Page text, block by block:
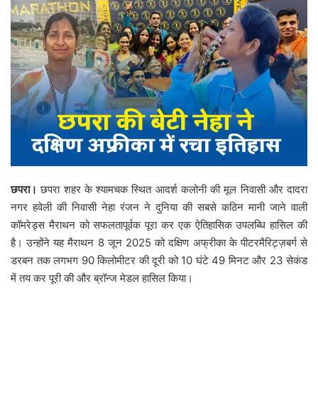
छपरा। छपरा शहर के श्यामचक स्थित आदर्श कलोनी की मूल निवासी और दादरा
नगर हवेली की निवासी नेहा रंजन ने दुनिया की सबसे कठिन मानी जाने वाली
कॉमरेड्स मैराथन को सफलतापूर्वक पूरा कर एक ऐतिहासिक उपलब्धि हासिल की
है। उन्होंने यह मैराथन 8 जून 2025 को दक्षिण अफ्रीका के पीटरमैरिट्ज़बर्ग से
डरबन तक लगभग 90 किलोमीटर की दूरी को 10 घंटे 49 मिनट और 23 सेकंड
में तय कर पूरी की और ब्रॉन्ज मेडल हासिल किया।